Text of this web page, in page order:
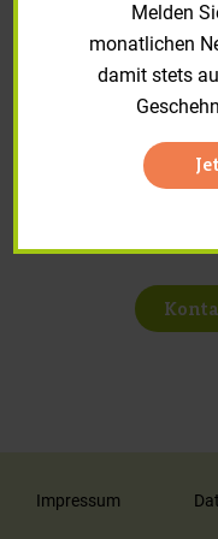
Zur
Sie
uns.
Impressum
Melden
monatlichen
damit stets